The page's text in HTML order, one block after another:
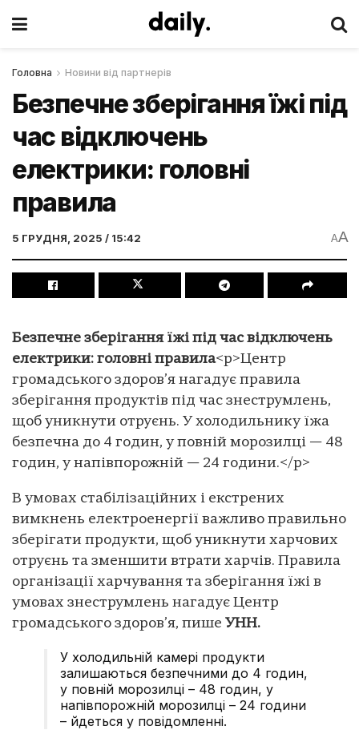
Головна Новини від партнерів
Безпечне зберігання їжі під
час відключень
електрики: головні
правила
5 ГРУДНЯ, 2025 / 15:42 AA
Безпечне зберігання їжі під час відключень
електрики: головні правила<p>Центр
громадського здоров’я нагадує правила
зберігання продуктів під час знеструмлень,
щоб уникнути отруєнь. У холодильнику їжа
безпечна до 4 годин, у повній морозилці — 48
годин, у напівпорожній — 24 години.</p>
В умовах стабілізаційних і екстрених
вимкнень електроенергії важливо правильно
зберігати продукти, щоб уникнути харчових
отруєнь та зменшити втрати харчів. Правила
організації харчування та зберігання їжі в
умовах знеструмлень нагадує Центр
громадського здоров’я, пише УНН.
У холодильній камері продукти
залишаються безпечними до 4 годин,
у повній морозилці – 48 годин, у
напівпорожній морозилці – 24 години
– йдеться у повідомленні.